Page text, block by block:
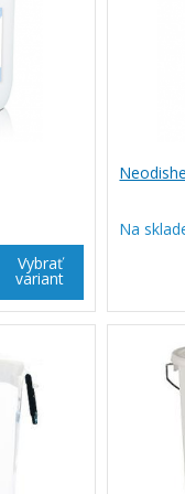
Vybrať
variant
Na